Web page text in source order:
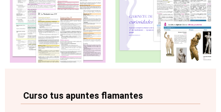
Curso tus apuntes flamantes